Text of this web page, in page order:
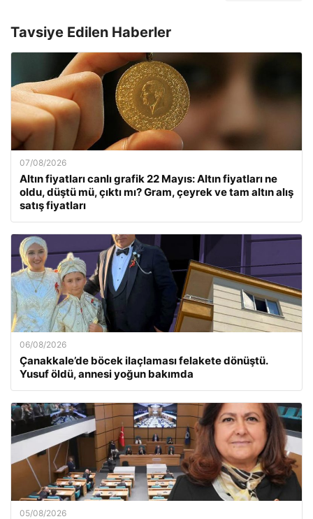
Tavsiye Edilen Haberler
07/08/2026
Altın fiyatları canlı grafik 22 Mayıs: Altın fiyatları ne
oldu, düştü mü, çıktı mı? Gram, çeyrek ve tam altın alış
satış fiyatları
06/08/2026
Çanakkale’de böcek ilaçlaması felakete dönüştü.
Yusuf öldü, annesi yoğun bakımda
05/08/2026